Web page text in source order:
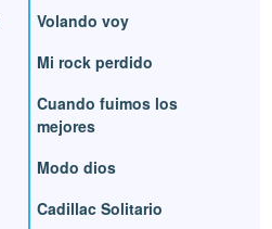
Volando voy
Mi rock perdido
Cuando fuimos los
mejores
Modo dios
Cadillac Solitario